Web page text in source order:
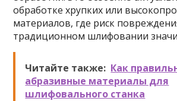
обработке хрупких или
материалов, где риск
традиционном шлифовании
Читайте также: Как
абразивные материалы для
шлифовального станка